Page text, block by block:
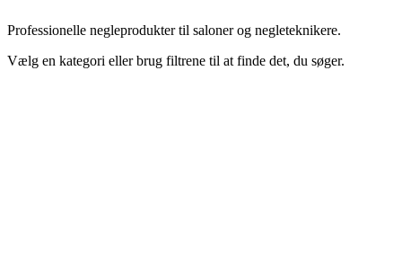
Professionelle negleprodukter til saloner og negleteknikere.
Vælg en kategori eller brug filtrene til at finde det, du søger.